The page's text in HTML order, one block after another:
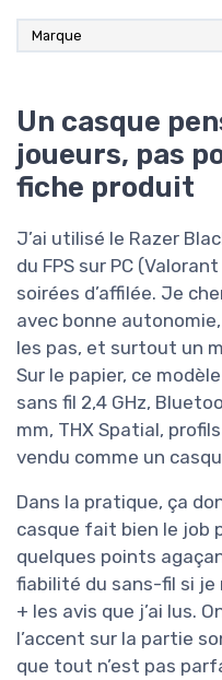
Marque
Un casque
joueurs, pas
fiche produit
J’ai utilisé le Razer
du FPS sur PC
soirées d’affilée. Je
avec bonne
les pas, et surtout un
Sur le papier, ce
sans fil 2,4 GHz,
mm, THX Spatial,
vendu comme un
Dans la pratique, ça
casque fait bien le job
quelques points
fiabilité du sans-fil si je
+ les avis que j’ai lus.
l’accent sur la partie
que tout n’est pas